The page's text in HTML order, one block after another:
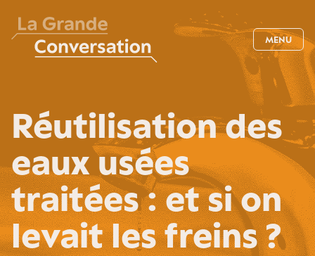
MENU
Réutilisation des
eaux usées
traitées : et si on
levait les freins ?